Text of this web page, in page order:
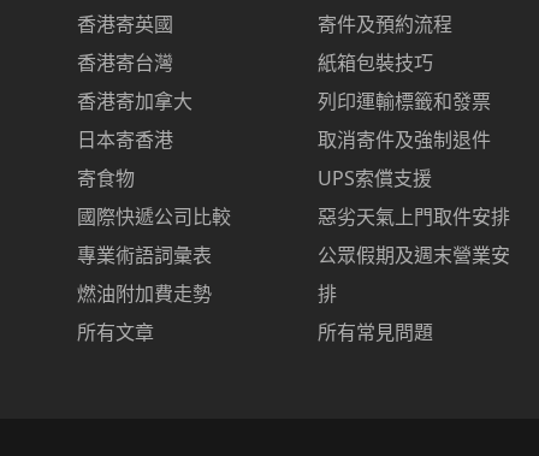
香港寄英國
香港寄台灣
香港寄加拿大
日本寄香港
寄食物
國際快遞公司比較
專業術語詞彙表
燃油附加費走勢
所有文章
寄件及預約流程
紙箱包裝技巧
列印運輸標籤和發票
取消寄件及強制退件
UPS索償支援
惡劣天氣上門取件安排
公眾假期及週末營業安
排
所有常見問題